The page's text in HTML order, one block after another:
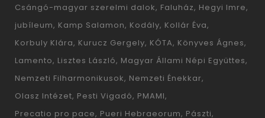
Csángó-magyar szerelmi dalok Faluház Hegyi Imre
jubíleum Kamp Salamon Kodály Kollár Éva
Korbuly Klára Kurucz Gergely KÓTA Könyves Ágnes
Lamento Lisztes László Magyar Állami Népi Együttes
Nemzeti Filharmonikusok Nemzeti Énekkar
Olasz Intézet Pesti Vigadó PMAMI
Precatio pro pace Pueri Hebraeorum Pászti